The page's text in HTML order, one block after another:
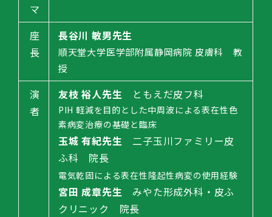
マ
座
長
長谷川 敏男先生
順天堂大学医学部附属静岡病院 皮膚科 教
授
演
者
友枝 裕人先生 ともえだ皮フ科
PIH 軽減を目的とした中周波による表在性色
素病変治療の基礎と臨床
玉城 有紀先生 二子玉川ファミリー皮
ふ科 院長
電気乾固による表在性隆起性病変の使用経験
宮田 成章先生 みやた形成外科・皮ふ
クリニック 院長